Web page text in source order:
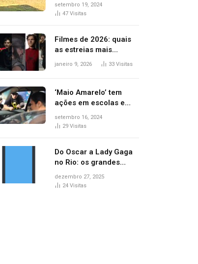
durante confusão no
setembro 19, 2024
47 Visitas
Filmes de 2026: quais
as estreias mais
aguardadas do ano?
janeiro 9, 2026 33 Visitas
‘Maio Amarelo’ tem
ações em escolas e
ruas para prevenir
acidentes no trânsito
setembro 16, 2024
29 Visitas
Do Oscar a Lady Gaga
no Rio: os grandes
marcos da cultura em
2025
dezembro 27, 2025
24 Visitas